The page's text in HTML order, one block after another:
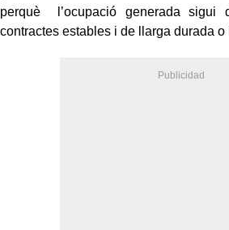
perquè l’ocupació generada sigui
contractes estables i de llarga durada o